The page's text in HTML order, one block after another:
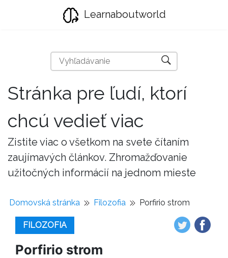
Learnaboutworld
Stránka pre ľudí, ktorí
chcú vedieť viac
Zistite viac o všetkom na svete čítaním
zaujímavých článkov. Zhromažďovanie
užitočných informácií na jednom mieste
Domovská stránka Filozofia Porfirio strom
FILOZOFIA
Porfirio strom